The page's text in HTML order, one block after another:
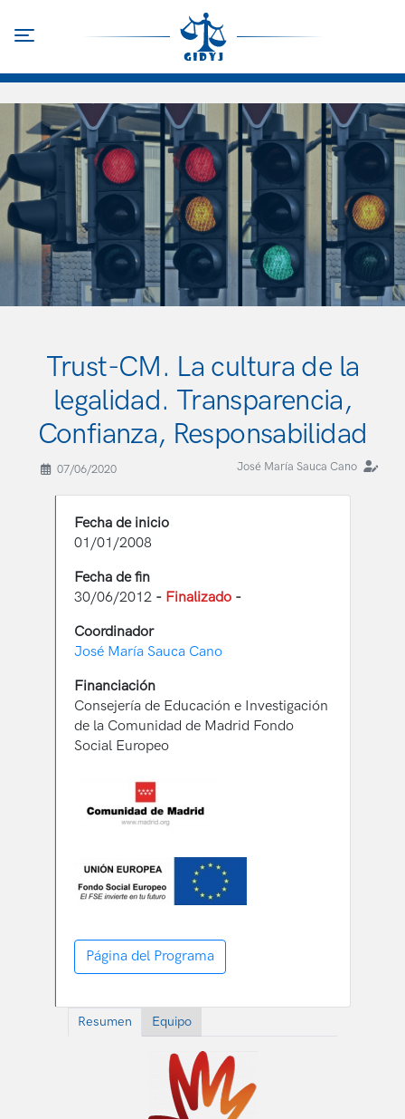
principal
Trust-CM. La cultura de la
legalidad. Transparencia,
Confianza, Responsabilidad
07/06/2020 José María Sauca Cano
Fecha de inicio
01/01/2008
Fecha de fin
30/06/2012 - Finalizado -
Coordinador
José María Sauca Cano
Financiación
Consejería de Educación e Investigación
de la Comunidad de Madrid Fondo
Social Europeo
Página del Programa
Resumen Equipo